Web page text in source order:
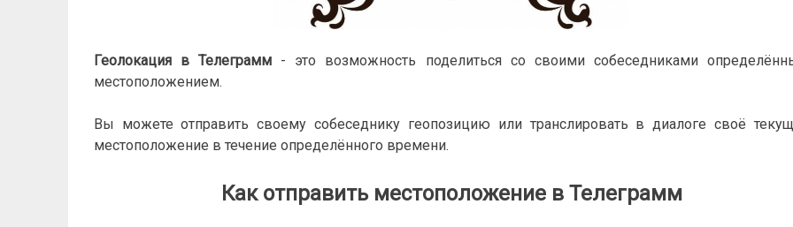
Геолокация в Телеграмм - это возможность поделиться со своими собеседниками
местоположением.
Вы можете отправить своему собеседнику геопозицию или транслировать в диалоге своё
местоположение в течение определённого времени.
Как отправить местоположение в Телеграмм